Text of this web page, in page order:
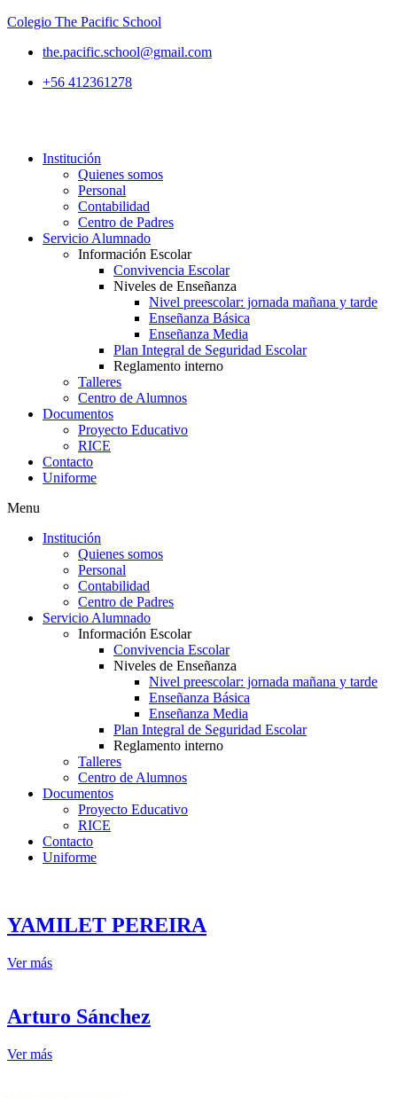
Colegio The Pacific School
the.pacific.school@gmail.com
+56 412361278
Institución
Quienes somos
Personal
Contabilidad
Centro de Padres
Servicio Alumnado
Información Escolar
Convivencia Escolar
Niveles de Enseñanza
Nivel preescolar: jornada mañana y tarde
Enseñanza Básica
Enseñanza Media
Plan Integral de Seguridad Escolar
Reglamento interno
Talleres
Centro de Alumnos
Documentos
Proyecto Educativo
RICE
Contacto
Uniforme
Menu
Institución
Quienes somos
Personal
Contabilidad
Centro de Padres
Servicio Alumnado
Información Escolar
Convivencia Escolar
Niveles de Enseñanza
Nivel preescolar: jornada mañana y tarde
Enseñanza Básica
Enseñanza Media
Plan Integral de Seguridad Escolar
Reglamento interno
Talleres
Centro de Alumnos
Documentos
Proyecto Educativo
RICE
Contacto
Uniforme
YAMILET PEREIRA
Ver más
Arturo Sánchez
Ver más